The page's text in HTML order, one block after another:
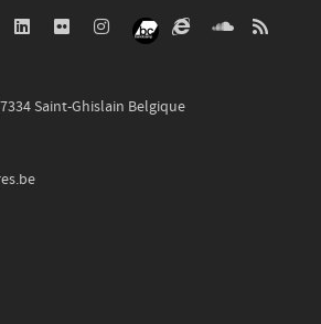
Saint-Ghislain Belgique